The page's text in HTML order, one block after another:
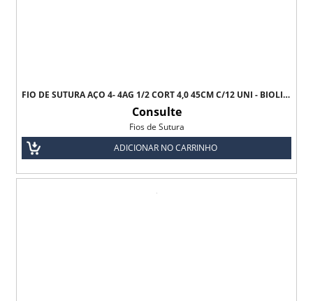
FIO DE SUTURA AÇO 4- 4AG 1/2 CORT 4,0 45CM C/12 UNI - BIOLINE - TODOS OS TAMANHOS
Consulte
Fios de Sutura
ADICIONAR NO CARRINHO